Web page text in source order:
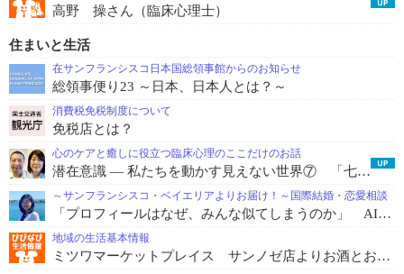
高野 操さん（臨床心理士）
住まいと生活
在サンフランシスコ日本国総領事館からのお知らせ
総領事便り23 ～日本、日本人とは？～
消費税免税制度について
免税店とは？
心のケアと癒しに役立つ臨床心理のここだけのお話
潜在意識 ― 私たちを動かす見えない世界⑦ 「七つのエネルギーとは ～第6層～」
～サンフランシスコ・ベイエリアよりお届け！～国際結婚・恋愛相談
「プロフィールはなぜ、みんな似てしまうのか」 AIが問い直す“本当の相性”
地域の生活基本情報
ミツワマーケットプレイス サンノゼ店よりお酒とお米にまつわる豆知識